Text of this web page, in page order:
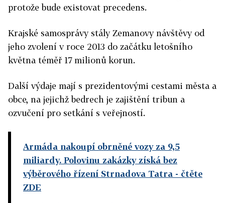
protože bude existovat precedens.
Krajské samosprávy stály Zemanovy návštěvy od
jeho zvolení v roce 2013 do začátku letošního
května téměř 17 milionů korun.
Další výdaje mají s prezidentovými cestami města a
obce, na jejichž bedrech je zajištění tribun a
ozvučení pro setkání s veřejností.
Armáda nakoupí obrněné vozy za 9,5
miliardy. Polovinu zakázky získá bez
výběrového řízení Strnadova Tatra - čtěte
ZDE